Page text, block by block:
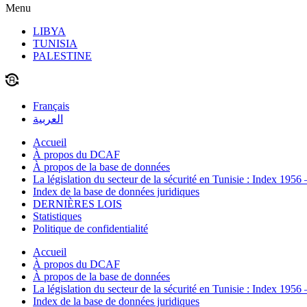
Menu
LIBYA
TUNISIA
PALESTINE
Français
العربية
Accueil
À propos du DCAF
À propos de la base de données
La législation du secteur de la sécurité en Tunisie : Index 1956
Index de la base de données juridiques
DERNIÈRES LOIS
Statistiques
Politique de confidentialité
Accueil
À propos du DCAF
À propos de la base de données
La législation du secteur de la sécurité en Tunisie : Index 1956
Index de la base de données juridiques